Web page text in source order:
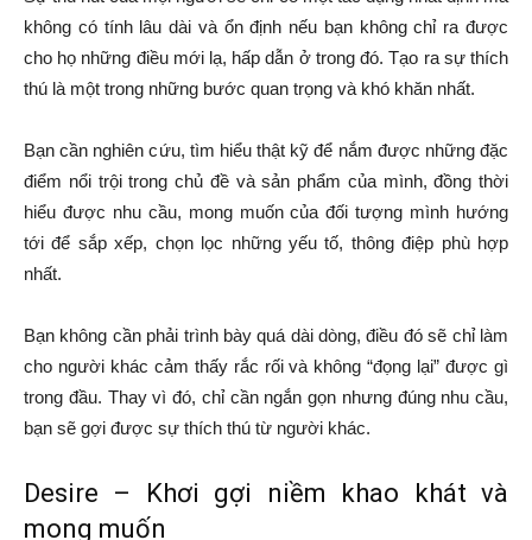
không có tính lâu dài và ổn định nếu bạn không chỉ ra được
cho họ những điều mới lạ, hấp dẫn ở trong đó. Tạo ra sự thích
thú là một trong những bước quan trọng và khó khăn nhất.
Bạn cần nghiên cứu, tìm hiểu thật kỹ để nắm được những đặc
điểm nổi trội trong chủ đề và sản phẩm của mình, đồng thời
hiểu được nhu cầu, mong muốn của đối tượng mình hướng
tới để sắp xếp, chọn lọc những yếu tố, thông điệp phù hợp
nhất.
Bạn không cần phải trình bày quá dài dòng, điều đó sẽ chỉ làm
cho người khác cảm thấy rắc rối và không “đọng lại” được gì
trong đầu. Thay vì đó, chỉ cần ngắn gọn nhưng đúng nhu cầu,
bạn sẽ gợi được sự thích thú từ người khác.
Desire – Khơi gợi niềm khao khát và
mong muốn